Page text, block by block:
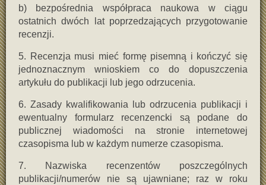
b) bezpośrednia współpraca naukowa w ciągu
ostatnich dwóch lat poprzedzających przygotowanie
recenzji.
5. Recenzja musi mieć formę pisemną i kończyć się
jednoznacznym wnioskiem co do dopuszczenia
artykułu do publikacji lub jego odrzucenia.
6. Zasady kwalifikowania lub odrzucenia publikacji i
ewentualny formularz recenzencki są podane do
publicznej wiadomości na stronie internetowej
czasopisma lub w każdym numerze czasopisma.
7. Nazwiska recenzentów poszczególnych
publikacji/numerów nie są ujawniane; raz w roku